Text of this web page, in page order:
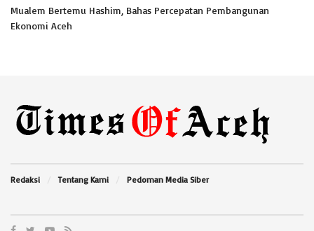
Mualem Bertemu Hashim, Bahas Percepatan Pembangunan
Ekonomi Aceh
Redaksi Tentang Kami Pedoman Media Siber